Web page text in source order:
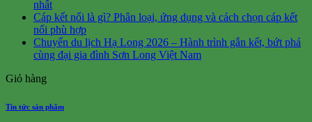
nhất
Cáp kết nối là gì? Phân loại, ứng dụng và cách chọn cáp kết
nối phù hợp
Chuyến du lịch Hạ Long 2026 – Hành trình gắn kết, bứt phá
cùng đại gia đình Sơn Long Việt Nam
Giỏ hàng
Tin tức sản phẩm